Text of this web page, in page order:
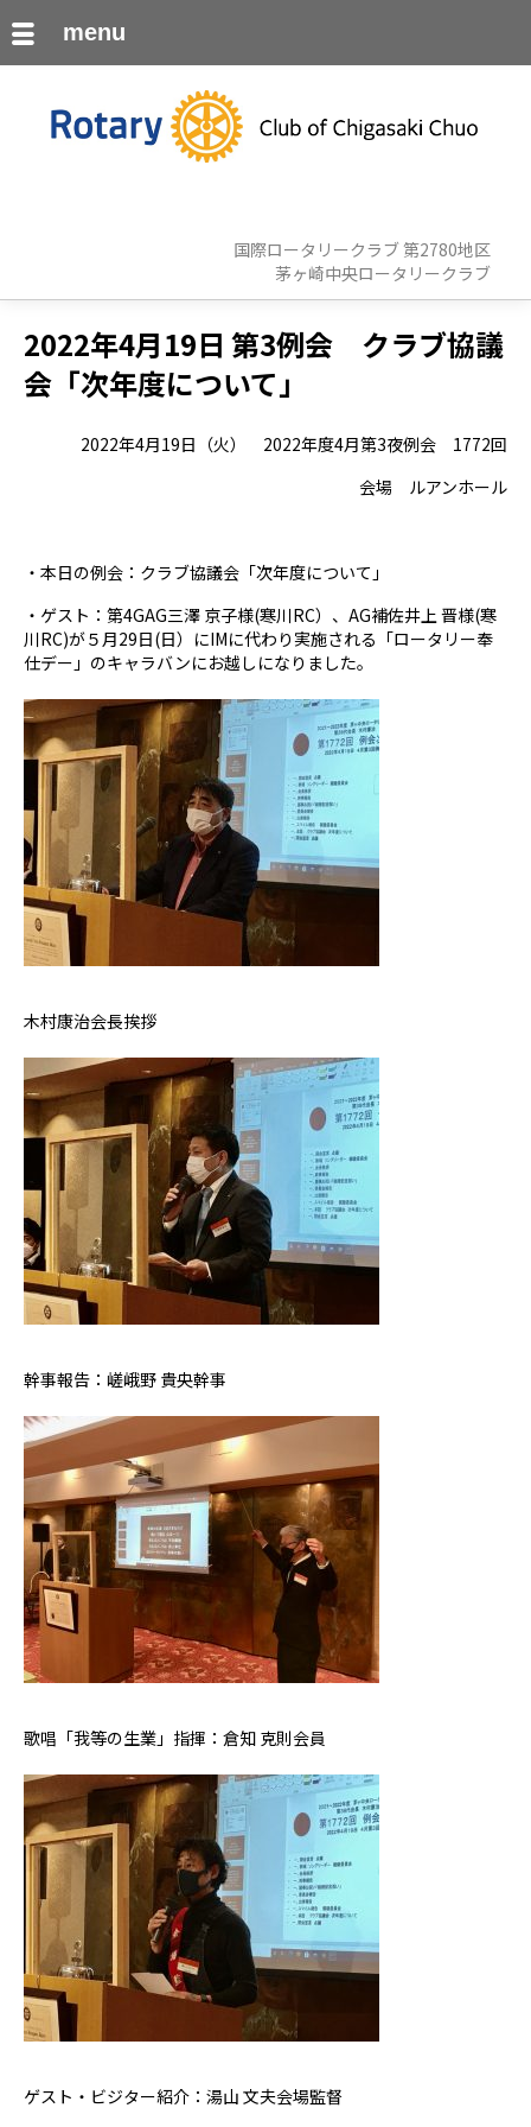
国際ロータリークラブ 第2780地区
茅ヶ崎中央ロータリークラブ
2022年4月19日 第3例会 クラブ協議
会「次年度について」
2022年4月19日（火） 2022年度4月第3夜例会 1772回
会場 ルアンホール
・本日の例会：クラブ協議会「次年度について」
・ゲスト：第4GAG三澤 京子様(寒川RC）、AG補佐井上 晋様(寒
川RC)が５月29日(日）にIMに代わり実施される「ロータリー奉
仕デー」のキャラバンにお越しになりました。
木村康治会長挨拶
幹事報告：嵯峨野 貴央幹事
歌唱「我等の生業」指揮：倉知 克則会員
ゲスト・ビジター紹介：湯山 文夫会場監督
menu